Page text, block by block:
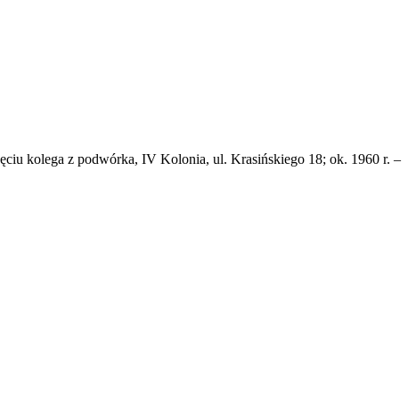
kolega z podwórka, IV Kolonia, ul. Krasińskiego 18; ok. 1960 r. –